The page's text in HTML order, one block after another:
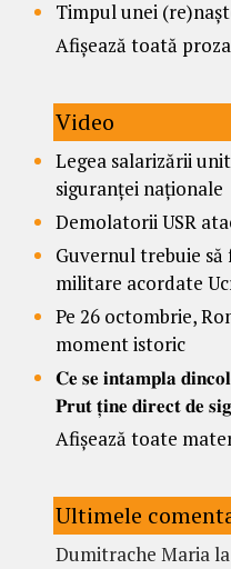
Timpul unei
Afișează toată
Video
Legea salarizării
siguranței naționale
Demolatorii USR
Guvernul trebuie
militare acordate
Pe 26 octombrie,
moment istoric
𝐂𝐞 𝐬𝐞 𝐢𝐧𝐭𝐚𝐦𝐩𝐥𝐚
𝐏𝐫𝐮𝐭 𝐭̦𝐢𝐧𝐞 𝐝𝐢𝐫𝐞𝐜𝐭 𝐝𝐞
Afișează toate
Ultimele
Dumitrache Mariala